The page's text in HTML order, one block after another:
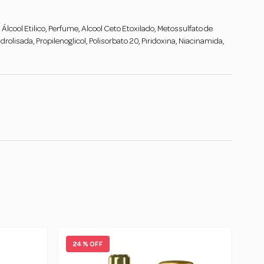
Etilico, Perfume, Alcool Ceto Etoxilado, Metossulfato de
Propilenoglicol, Polisorbato 20, Piridoxina, Niacinamida,
24 % OFF